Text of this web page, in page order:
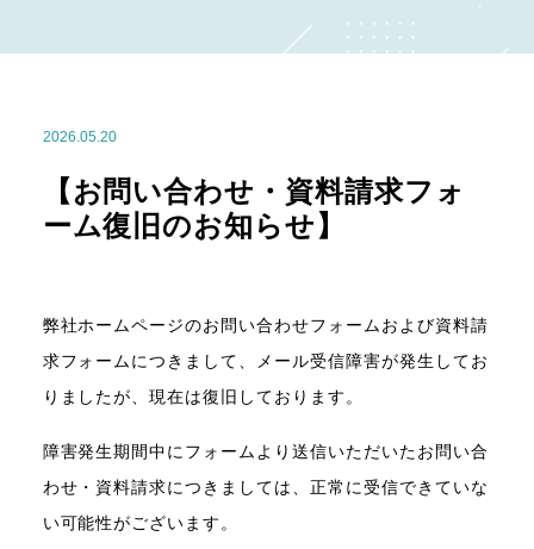
2026.05.20
【お問い合わせ・資料請求フォ
ーム復旧のお知らせ】
弊社ホームページのお問い合わせフォームおよび資料請
求フォームにつきまして、メール受信障害が発生してお
りましたが、現在は復旧しております。
障害発生期間中にフォームより送信いただいたお問い合
わせ・資料請求につきましては、正常に受信できていな
い可能性がございます。